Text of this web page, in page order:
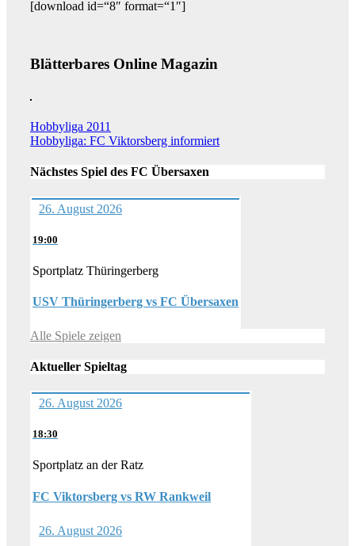
[download id=“8″ format=“1″]
Blätterbares Online Magazin
Beitragsnavigation
Hobbyliga 2011
Hobbyliga: FC Viktorsberg informiert
Nächstes Spiel des FC Übersaxen
26. August 2026
19:00
Sportplatz Thüringerberg
USV Thüringerberg vs FC Übersaxen
Alle Spiele zeigen
Aktueller Spieltag
26. August 2026
18:30
Sportplatz an der Ratz
FC Viktorsberg vs RW Rankweil
26. August 2026